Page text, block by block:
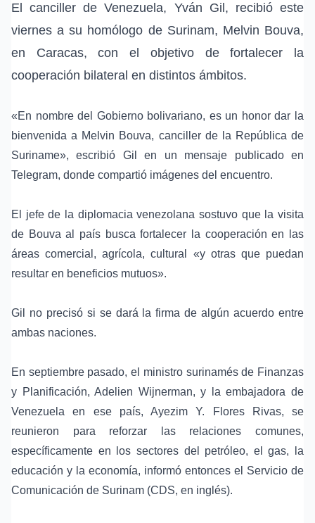
El canciller de Venezuela, Yván Gil , recibió este
viernes a su homólogo de Surinam, Melvin Bouva,
en Caracas, con el objetivo de fortalecer la
cooperación bilateral en distintos ámbitos.
«En nombre del Gobierno bolivariano, es un honor dar la
bienvenida a Melvin Bouva, canciller de la República de
Suriname», escribió Gil en un mensaje publicado en
Telegram, donde compartió imágenes del encuentro.
El jefe de la diplomacia venezolana sostuvo que la visita
de Bouva al país busca fortalecer la cooperación en las
áreas comercial, agrícola, cultural «y otras que puedan
resultar en beneficios mutuos».
Gil no precisó si se dará la firma de algún acuerdo entre
ambas naciones.
En septiembre pasado, el ministro surinamés de Finanzas
y Planificación,Adelien Wijnerman, y la embajadora de
Venezuela en ese país, Ayezim Y. Flores Rivas, se
reunieron para reforzar las relaciones comunes,
específicamente en los sectores del petróleo, el gas, la
educación y la economía, informó entonces el Servicio de
Comunicación de Surinam (CDS, en inglés).